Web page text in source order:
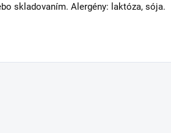
skladovaním. Alergény: laktóza, sója.